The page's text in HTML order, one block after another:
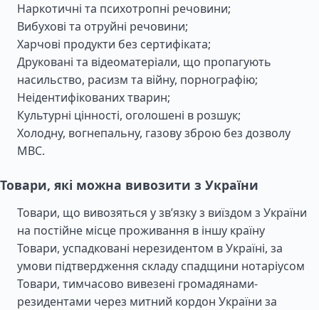
Наркотичні та психотропні речовини;
Вибухові та отруйні речовини;
Харчові продукти без сертифіката;
Друковані та відеоматеріали, що пропагують
насильство, расизм та війну, порнографію;
Неідентифікованих тварин;
Культурні цінності, оголошені в розшук;
Холодну, вогнепальну, газову зброю без дозволу
МВС.
Товари, які можна вивозити з України
Товари, що вивозяться у зв’язку з виїздом з України
на постійне місце проживання в іншу країну
Товари, успадковані нерезидентом в Україні, за
умови підтвердження складу спадщини нотаріусом
Товари, тимчасово вивезені громадянами-
резидентами через митний кордон України за